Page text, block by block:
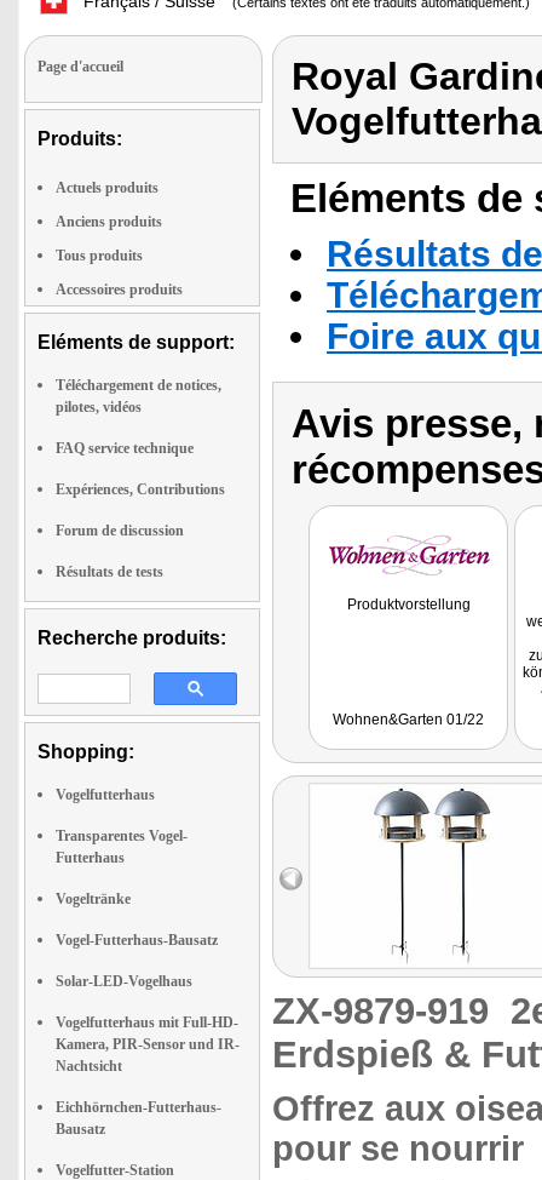
Page d'accueil
Produits:
Actuels produits
Anciens produits
Tous produits
Accessoires produits
Eléments de support:
Téléchargement de notices,
pilotes, vidéos
FAQ service technique
Expériences, Contributions
Forum de discussion
Résultats de tests
Recherche produits:
Shopping:
Vogelfutterhaus
Transparentes Vogel-
Futterhaus
Vogeltränke
Vogel-Futterhaus-Bausatz
Solar-LED-Vogelhaus
Vogelfutterhaus mit Full-HD-
Kamera, PIR-Sensor und IR-
Nachtsicht
Eichhörnchen-Futterhaus-
Bausatz
Vogelfutter-Station
Royal
Eléments
Résultats
Foire aux
Avis presse,
Produktvorstellung
Wohnen&Garten 01/22
ZX-9879-919
Erdspieß &
Offrez aux
pour se nourrir